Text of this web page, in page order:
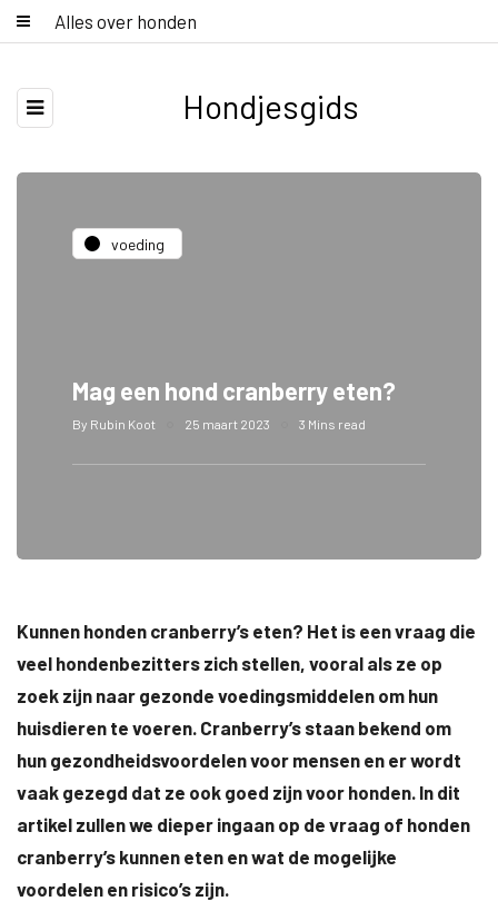
Alles over honden
Hondjesgids
voeding
Mag een hond cranberry eten?
By Rubin Koot 25 maart 2023 3 Mins read
Kunnen honden cranberry’s eten? Het is een vraag die
veel hondenbezitters zich stellen, vooral als ze op
zoek zijn naar gezonde voedingsmiddelen om hun
huisdieren te voeren. Cranberry’s staan bekend om
hun gezondheidsvoordelen voor mensen en er wordt
vaak gezegd dat ze ook goed zijn voor honden. In dit
artikel zullen we dieper ingaan op de vraag of honden
cranberry’s kunnen eten en wat de mogelijke
voordelen en risico’s zijn.